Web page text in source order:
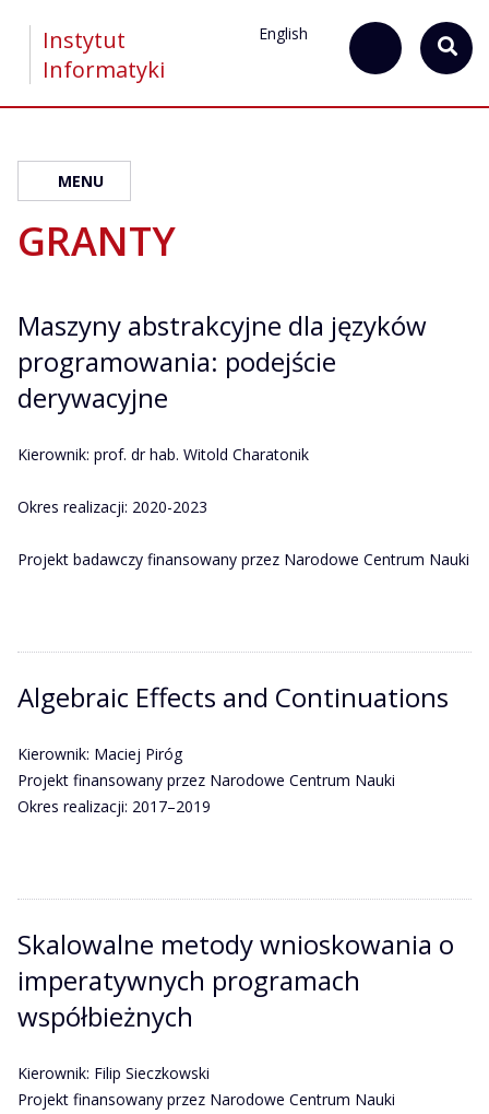
Instytut
Informatyki
English
MENU
GRANTY
Maszyny abstrakcyjne dla języków
programowania: podejście
derywacyjne
Kierownik: prof. dr hab. Witold Charatonik
Okres realizacji: 2020-2023
Projekt badawczy finansowany przez Narodowe Centrum Nauki
Algebraic Effects and Continuations
Kierownik: Maciej Piróg
Projekt finansowany przez Narodowe Centrum Nauki
Okres realizacji: 2017–2019
Skalowalne metody wnioskowania o
imperatywnych programach
współbieżnych
Kierownik: Filip Sieczkowski
Projekt finansowany przez Narodowe Centrum Nauki